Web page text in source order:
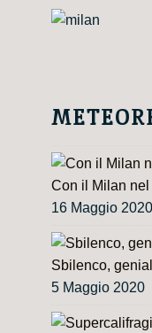
Con il Milan nel
16 Maggio 2020
Sbilenco,
5 Maggio 2020